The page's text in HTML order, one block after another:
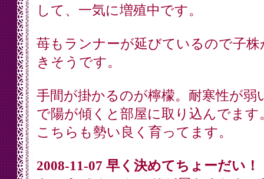
して、一気に増殖中です。
苺もランナーが延びているので子株
きそうです。
手間が掛かるのが檸檬。耐寒性が弱
で陽が傾くと部屋に取り込んでます
こちらも勢い良く育ってます。
2008-11-07 早く決めてちょーだい！